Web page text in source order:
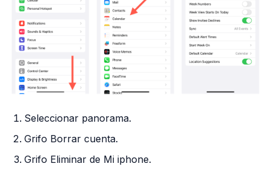
Seleccionar panorama.
Grifo Borrar cuenta.
Grifo Eliminar de Mi iphone.